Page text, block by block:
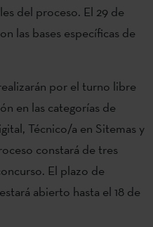
del proceso. El 29 de
las bases específicas de
por el turno libre
en las categorías de
Técnico/a en Sitemas y
constará de tres
El plazo de
abierto hasta el 18 de